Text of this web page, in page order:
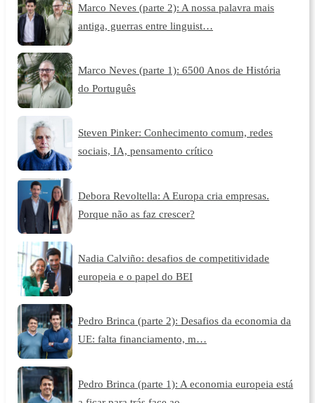
Marco Neves (parte 2): A nossa palavra mais
antiga, guerras entre linguist…
Marco Neves (parte 1): 6500 Anos de História
do Português
Steven Pinker: Conhecimento comum, redes
sociais, IA, pensamento crítico
Debora Revoltella: A Europa cria empresas.
Porque não as faz crescer?
Nadia Calviño: desafios de competitividade
europeia e o papel do BEI
Pedro Brinca (parte 2): Desafios da economia da
UE: falta financiamento, m…
Pedro Brinca (parte 1): A economia europeia está